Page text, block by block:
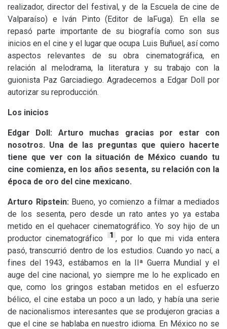
realizador, director del festival, y de la Escuela de cine de
Valparaíso) e Iván Pinto (Editor de laFuga). En ella se
repasó parte importante de su biografía como son sus
inicios en el cine y el lugar que ocupa Luis Buñuel, así como
aspectos relevantes de su obra cinematográfica, en
relación al melodrama, la literatura y su trabajo con la
guionista Paz Garciadiego. Agradecemos a Edgar Doll por
autorizar su reproducción.
Los inicios
Edgar Doll: Arturo muchas gracias por estar con
nosotros. Una de las preguntas que quiero hacerte
tiene que ver con la situación de México cuando tu
cine comienza, en los años sesenta, su relación con la
época de oro del cine mexicano.
Arturo Ripstein: Bueno, yo comienzo a filmar a mediados
de los sesenta, pero desde un rato antes yo ya estaba
metido en el quehacer cinematográfico. Yo soy hijo de un
productor cinematográfico
1 , por lo que mi vida entera
pasó, transcurrió dentro de los estudios. Cuando yo nací, a
fines del 1943, estábamos en la IIª Guerra Mundial y el
auge del cine nacional, yo siempre me lo he explicado en
que, como los gringos estaban metidos en el esfuerzo
bélico, el cine estaba un poco a un lado, y había una serie
de nacionalismos interesantes que se produjeron gracias a
que el cine se hablaba en nuestro idioma. En México no se